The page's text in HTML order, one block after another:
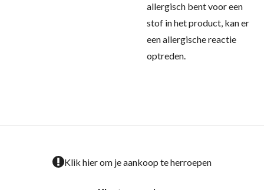
allergisch bent voor een
stof in het product, kan er
een allergische reactie
optreden.
Klik hier om je aankoop te herroepen